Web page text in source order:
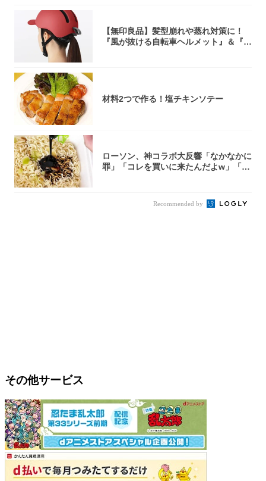
【無印良品】髪型崩れや蒸れ対策に！
『風が抜ける自転車ヘルメット』＆『2
材料2つで作る！塩チキンソテー
ローソン、神コラボ大反響「なかなかに
罪」「コレを買いに来たんだよw」「３
Recommended by
その他サービス